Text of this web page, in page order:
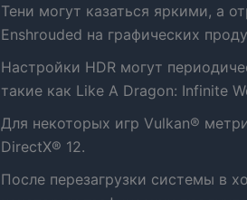
Тени могут казаться яркими, а
Enshrouded на графических
Настройки HDR могут
такие как Like A Dragon: Infinite
Для некоторых игр Vulkan®
DirectX® 12.
После перезагрузки системы в